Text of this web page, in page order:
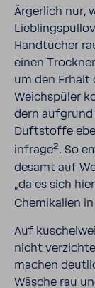
Ärger­lich nur,
Hand­tü­cher
einen
um den Erhalt
Weich­spüler
dern aufgrund
Duft­stoffe
infrage2. So
desamt auf
„da es sich
Chemi­ka­lien
Auf
nicht
machen
Wäsche rau